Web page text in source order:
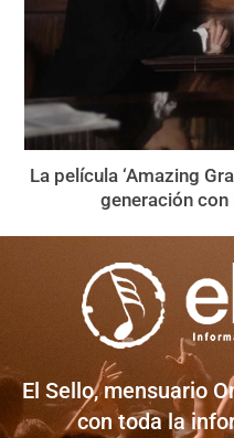
La película ‘Amazing
generación
El Sello, mensuario
con toda la